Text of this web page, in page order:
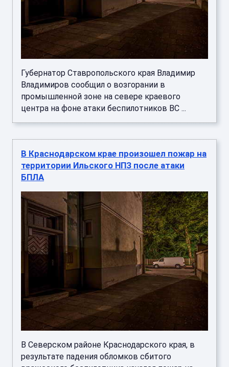
Губернатор Ставропольского края Владимир
Владимиров сообщил о возгорании в
промышленной зоне на севере краевого
центра на фоне атаки беспилотников ВС ...
В Краснодарском крае произошел пожар на
территории Ильского НПЗ после атаки
БПЛА
В Северском районе Краснодарского края, в
результате падения обломков сбитого